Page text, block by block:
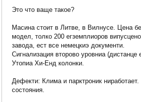
Это что ваще такое?
Масина стоит в Литве, в Вилнусе. Цена
модел, толко 200 егземплиоров
завода, ест все немецкиэ документи.
Сигнализация второво уровниа (дистанце
Утопиа Хи-Енд колонки.
Дефекти: Клима и парктроник
состояния.